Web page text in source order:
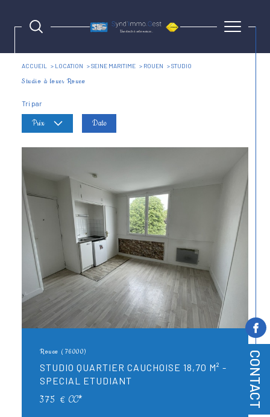
CONTACT
ACCUEIL LOCATION SEINE MARITIME ROUEN STUDIO
Studio à louer Rouen
Tri par
Prix Date
Rouen (76000)
STUDIO QUARTIER CAUCHOISE 18,70 M² -
SPECIAL ETUDIANT
375 € CC*